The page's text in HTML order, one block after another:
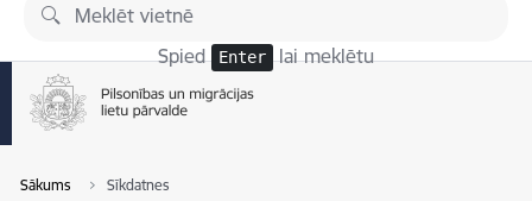
Pāriet uz lapas saturu
Spied Enter lai meklētu
Sākums Sīkdatnes